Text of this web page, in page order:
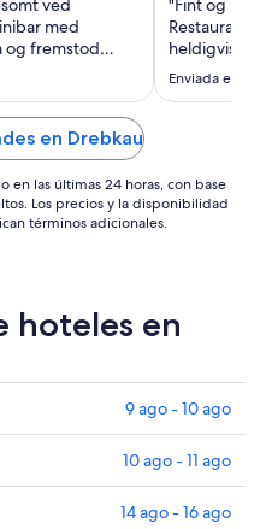
med
og fremstod
ned,
i et blåt
kunne
Restaurant
heldigvis
Enviada el
en Drebkau
en las últimas 24 horas, con base
Los precios y la disponibilidad
términos adicionales.
hoteles en
9 ago - 10 ago
10 ago - 11 ago
14 ago - 16 ago